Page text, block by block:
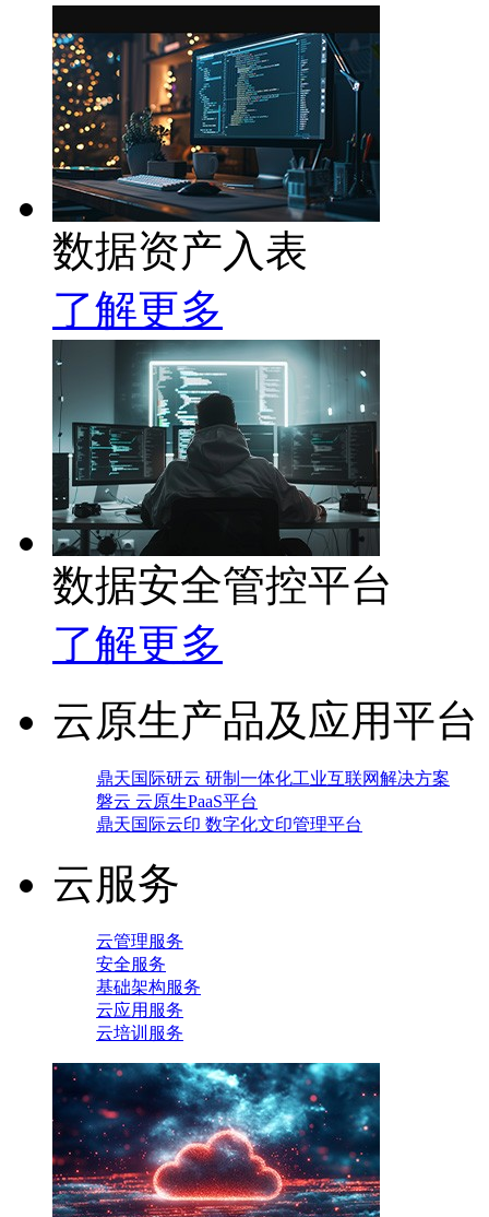
数据资产入表
了解更多
数据安全管控平台
了解更多
云原生产品及应用平台
鼎天国际研云 研制一体化工业互联网解决方案
磐云 云原生PaaS平台
鼎天国际云印 数字化文印管理平台
云服务
云管理服务
安全服务
基础架构服务
云应用服务
云培训服务